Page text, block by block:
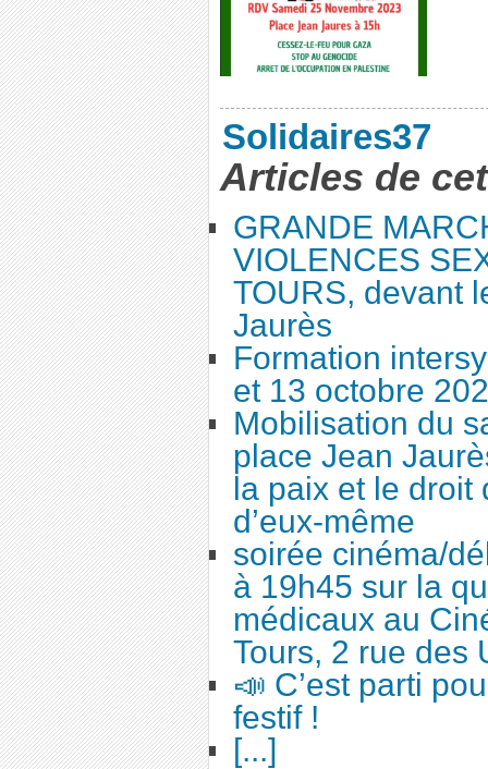
Solidaires37
Articles de
GRANDE
VIOLENCES
TOURS, devant
Jaurès
Formation
et 13 octobre
Mobilisation du
place Jean
la paix et le droit
d’eux-même
soirée cinéma/
à 19h45 sur la
médicaux au
Tours, 2 rue des
📣 C’est parti
festif !
[...]